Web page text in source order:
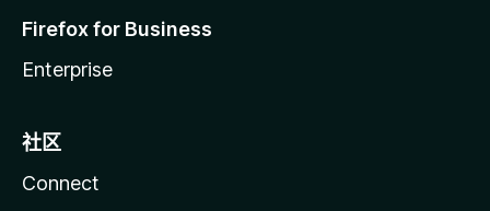
Firefox for Business
Enterprise
社区
Connect